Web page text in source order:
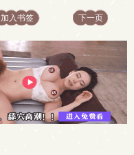
加入书签 下一页